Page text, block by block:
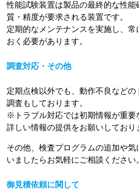
性能試験装置は製品の最終的な性能
質・精度が要求される装置です。
定期的なメンテナンスを実施し、常
おく必要があります。
調査対応・その他
定期点検以外でも、動作不良などの
調査もしております。
※トラブル対応では初期情報が重要
詳しい情報の提供をお願いしており
その他、検査プログラムの追加や
いましたらお気軽にご相談ください
御見積依頼に関して